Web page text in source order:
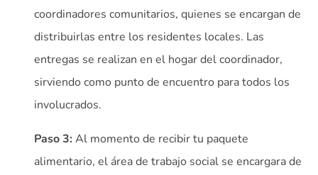
coordinadores comunitarios, quienes se encargan de
distribuirlas entre los residentes locales. Las
entregas se realizan en el hogar del coordinador,
sirviendo como punto de encuentro para todos los
involucrados.
Paso 3:Al momento de recibir tu paquete
alimentario, el área de trabajo social se encargara de